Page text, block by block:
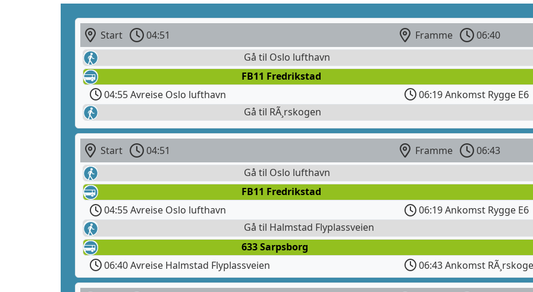
Start 04:51 Framme
06:40
Gå til Oslo lufthavn
FB11 Fredrikstad
04:55 Avreise Oslo lufthavn
06:19 Ankomst Rygge E6
Gå til RÃ¸rskogen
Start 04:51 Framme
06:43
Gå til Oslo lufthavn
FB11 Fredrikstad
04:55 Avreise Oslo lufthavn
06:19 Ankomst Rygge E6
Gå til Halmstad Flyplassveien
633 Sarpsborg
06:40 Avreise Halmstad Flyplassveien
06:43 Ankomst